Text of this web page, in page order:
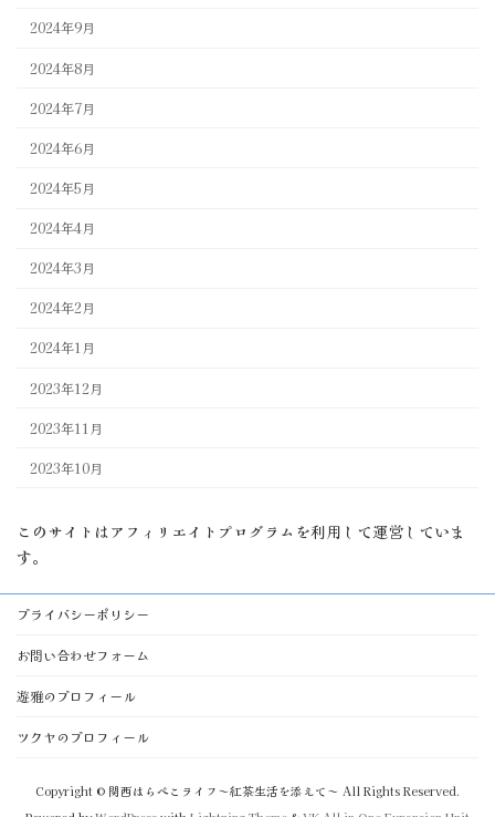
2024年9月
2024年8月
2024年7月
2024年6月
2024年5月
2024年4月
2024年3月
2024年2月
2024年1月
2023年12月
2023年11月
2023年10月
このサイトはアフィリエイトプログラムを利用して運営していま
す。
プライバシーポリシー
お問い合わせフォーム
遊雅のプロフィール
ツクヤのプロフィール
Copyright © 関西はらぺこライフ～紅茶生活を添えて～ All Rights Reserved.